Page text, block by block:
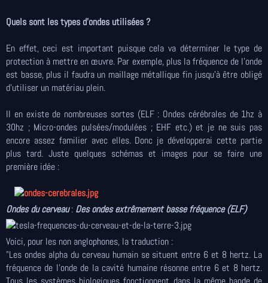
Quels sont les types d’ondes utilisées ?
En effet, ceci est important puisque cela va déterminer le type de
protection à mettre en œuvre. Par exemple, plus la fréquence de l’onde
est basse, plus il faudra un maillage métallique fin jusqu’à être obligé
d’utiliser un matériau plein.
Il en existe de nombreuses sortes (ELF : Ondes cérébrales de 1hz à
30hz ; Micro-ondes pulsées/modulées ; EHF etc.) et je ne suis pas
encore assez familier avec elles. Donc je développerai cette partie
plus tard. Juste quelques schémas et images pour se faire une
première idée :
Ondes du cerveau: Des ondes extrêmement basse fréquence (ELF)
Voici, pour les non anglophones, la traduction :
"Les ondes alpha du cerveau humain se situent entre 6 et 8 hertz. La
fréquence de l’onde de la cavité humaine résonne entre 6 et 8 hertz.